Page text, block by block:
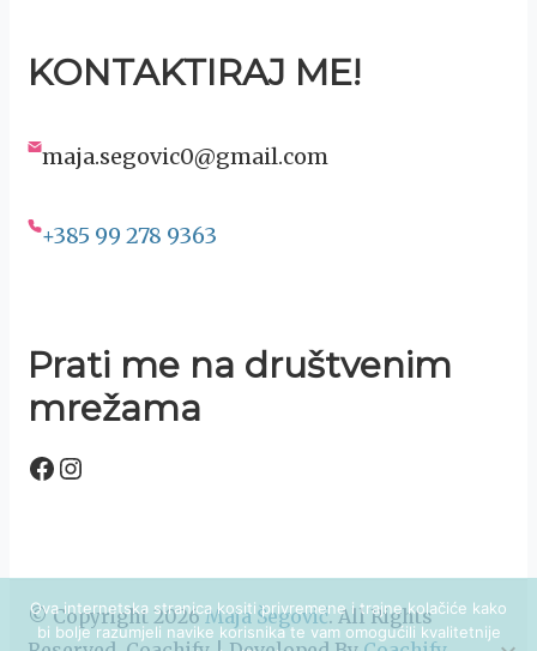
KONTAKTIRAJ ME!
maja.segovic0@gmail.com
+385 99 278 9363
Prati me na društvenim
mrežama
Facebook
Instagram
© Copyright 2026Maja Šegović. All Rights
Ova internetska stranica kositi privremene i trajne kolačiće kako
bi bolje razumjeli navike korisnika te vam omogućili kvalitetnije